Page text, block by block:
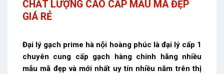
CHẤT LƯỢNG CAO CẤP MẪU MÃ ĐẸP
GIÁ RẺ
Đại lý gạch prime hà nội hoàng phúc là đại lý cấp 1
chuyên cung cấp gạch hàng chính hãng nhiều
mẫu mã đẹp và mới nhất uy tín nhiều năm trên thị